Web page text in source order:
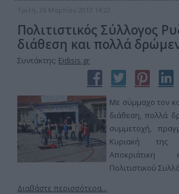
Τρίτη, 26 Μαρτίου 2013 14:22
Πολιτιστικός Σύλλογος
διάθεση και πολλά
Συντάκτης: Eidisis.gr
Με σύμμαχο τον
διάθεση, πολλά
συμμετοχή,
Κυριακή
Πολιτιστικού
Διαβάστε περισσότερα...